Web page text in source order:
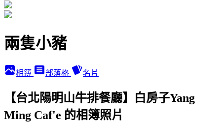
兩隻小豬
相簿 部落格 名片
【台北陽明山牛排餐廳】白房子Yang
Ming Caf'e 的相簿照片